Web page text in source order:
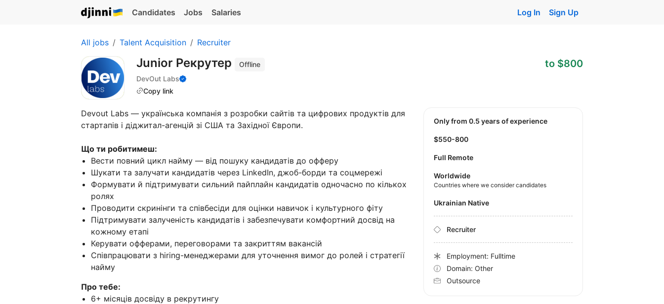
Candidates Jobs Salaries Log In Sign Up
All jobs Talent Acquisition Recruiter
Junior Рекрутер
Offline
DevOut Labs
Copy link
to $800
Devout Labs — українська компанія з розробки сайтів та цифрових продуктів для
стартапів і діджитал-агенцій зі США та Західної Європи.
Що ти робитимеш:
Вести повний цикл найму — від пошуку кандидатів до офферу
Шукати та залучати кандидатів через LinkedIn, джоб-борди та соцмережі
Формувати й підтримувати сильний пайплайн кандидатів одночасно по кількох
ролях
Проводити скринінги та співбесіди для оцінки навичок і культурного фіту
Підтримувати залученість кандидатів і забезпечувати комфортний досвід на
кожному етапі
Керувати офферами, переговорами та закриттям вакансій
Співпрацювати з hiring-менеджерами для уточнення вимог до ролей і стратегії
найму
Про тебе:
6+ місяців досвіду в рекрутингу
Only from 0.5 years of experience
$550-800
Full Remote
Worldwide
Countries where we consider candidates
Ukrainian Native
Recruiter
Employment: Fulltime
Domain: Other
Outsource